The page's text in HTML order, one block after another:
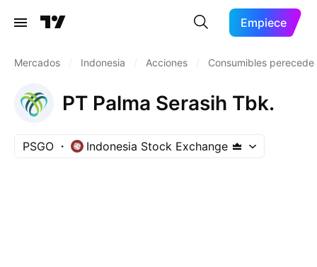
Empiece
Mercados Indonesia Acciones Consumibles
PT Palma Serasih Tbk.
PSGO Indonesia Stock Exchange